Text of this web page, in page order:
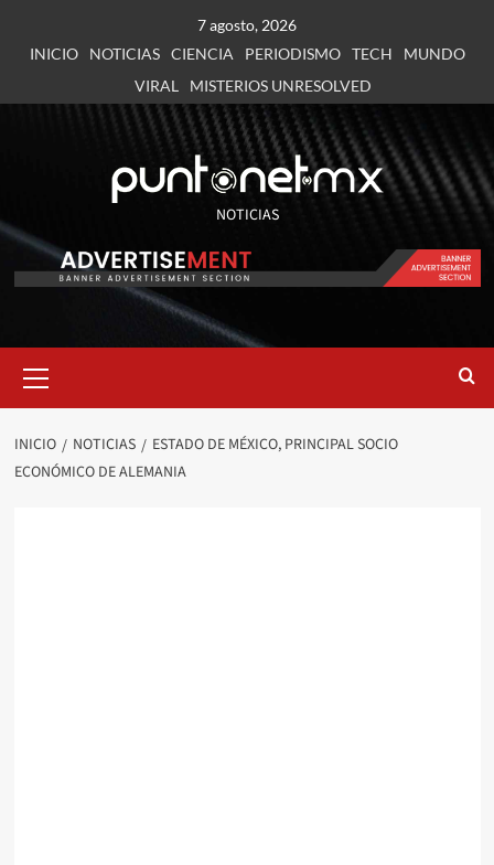
7 agosto, 2026
INICIO
NOTICIAS CIENCIA PERIODISMO TECH
MUNDO
VIRAL
MISTERIOS UNRESOLVED
NOTICIAS
INICIO NOTICIAS
ESTADO DE MÉXICO, PRINCIPAL SOCIO
ECONÓMICO DE ALEMANIA